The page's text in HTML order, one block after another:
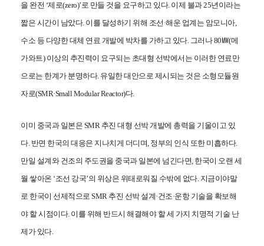
KOSORI
목적 및 비전
구성원
오시는길
새소식
보도자료
연구센터
화재폭발연구센터
수소혁신허브&센터
시험인증센터
인증시험장비
연구성과
연구논문
을 완전 ‘제로(zero)’로 만들 것을 요구하고 있다. 이제 불과 25년이라는
짧은 시간이 남았다. 이를 달성하기 위해 조선·해운 업계는 암모니아,
수소 등 다양한 대체 연료 개발에 박차를 가하고 있다. 그러나 80㎿(메
가와트) 이상의 추진력이 요구되는 초대형 선박에서는 이러한 연료만
으로는 한계가 분명하다. 유일한 대안으로 제시되는 것은 소형모듈원
자로(SMR·Small Modular Reactor)다.
이미 중국과 일본은 SMR 추진 대형 선박 개발에 총력을 기울이고 있
다. 반면 한국의 대응은 지나치게 더디며, 정부의 인식 또한 미흡하다.
만일 설계와 건조의 주도권을 중국과 일본에 넘긴다면, 한국이 오랜 세
월 쌓아온 ‘조선 강국’의 위상은 위태로워질 수밖에 없다. 지금이야말
로 한국이 선제적으로 SMR 추진 선박 설계·건조·운항 기술을 확보해
야 할 시점이다. 이를 위해 반드시 해결해야 할 세 가지 치명적 기술 난
제가 있다.